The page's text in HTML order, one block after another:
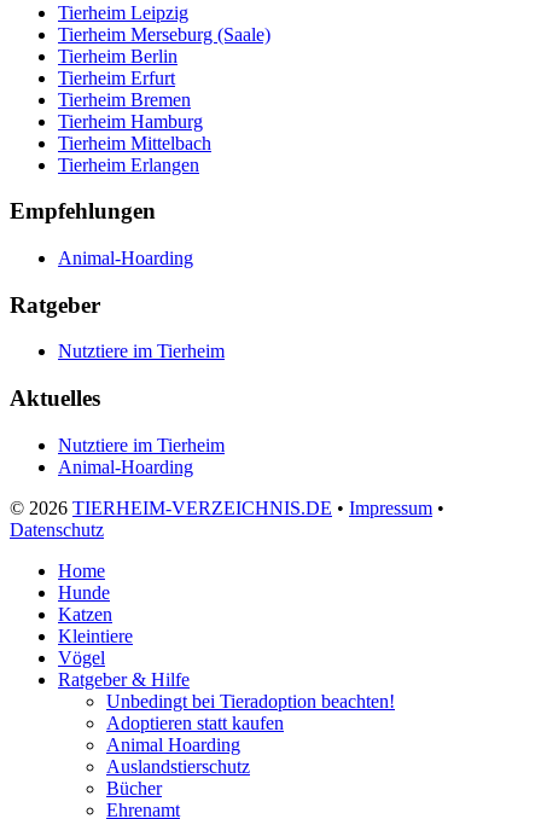
Tierheim Leipzig
Tierheim Merseburg (Saale)
Tierheim Berlin
Tierheim Erfurt
Tierheim Bremen
Tierheim Hamburg
Tierheim Mittelbach
Tierheim Erlangen
Empfehlungen
Animal-Hoarding
Ratgeber
Nutztiere im Tierheim
Aktuelles
Nutztiere im Tierheim
Animal-Hoarding
© 2026 TIERHEIM-VERZEICHNIS.DE • Impressum •
Datenschutz
Home
Hunde
Katzen
Kleintiere
Vögel
Ratgeber & Hilfe
Unbedingt bei Tieradoption beachten!
Adoptieren statt kaufen
Animal Hoarding
Auslandstierschutz
Bücher
Ehrenamt